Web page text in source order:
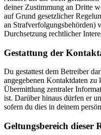
deiner Zustimmung an Dritte
auf Grund gesetzlicher
an Strafverfolgungsbehörden)
Durchsetzung rechtlicher
Gestattung der
Du gestattest dem Betreiber
angegebenen Kontaktdaten zu
Übermittlung zentraler
ist. Darüber hinaus dürfen er
sofern du dies in deinem
Geltungsbereich dieser